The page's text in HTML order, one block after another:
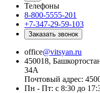
Телефоны
8-800-5555-201
+7-347-29-59-103
Заказать звонок
office@vitsyan.ru
450018,
34А
Почтовый адрес:
Пн - Пт: с 8:30 до